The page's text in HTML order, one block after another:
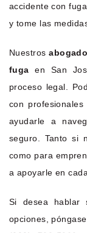
accidente con
y tome las
Nuestros
fuga en San
proceso legal.
con
ayudarle a
seguro. Tanto si
como para
a apoyarle en
Si desea hablar
opciones,